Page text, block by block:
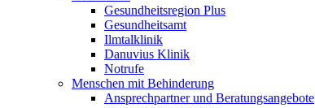
Gesundheitsregion Plus
Gesundheitsamt
Ilmtalklinik
Danuvius Klinik
Notrufe
Menschen mit Behinderung
Ansprechpartner und Beratungsangebote